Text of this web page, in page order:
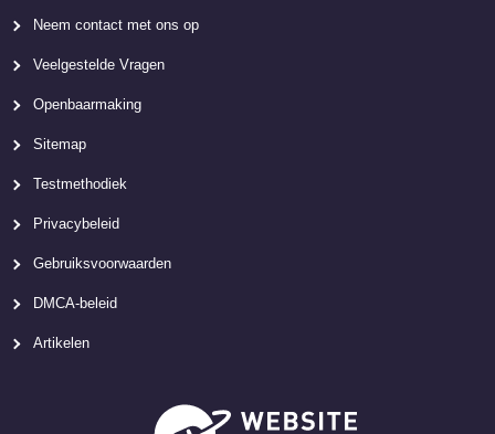
Neem contact met ons op
Veelgestelde Vragen
Openbaarmaking
Sitemap
Testmethodiek
Privacybeleid
Gebruiksvoorwaarden
DMCA-beleid
Artikelen